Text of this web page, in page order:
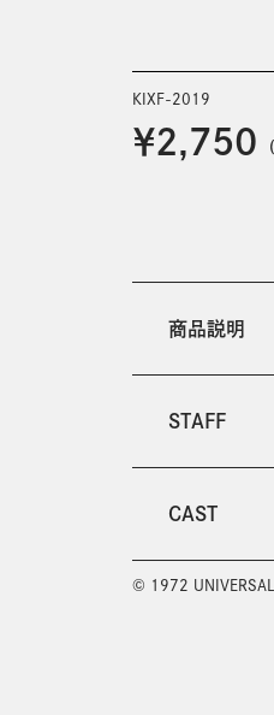
KIXF-2019
￥2,750
商品説明
STAFF
CAST
© 1972 UNIVERSAL